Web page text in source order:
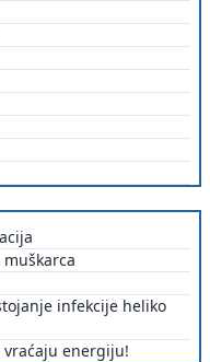
infekcije heliko
vraćaju energiju!